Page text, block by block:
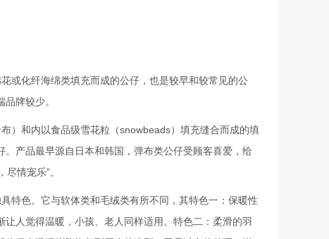
或化纤海绵类填充而成的公仔，也是较早和较常见的公
牌较少。
）和内以食品级雪花粒（snowbeads）填充缝合而成的填
产品最早源自日本和韩国，弹布类公仔受顾客喜爱，给
情宠乐”。
特色。它与软体类和毛绒类有所不同，其特色一：保暖性
人觉得温暖，小孩、老人同样适用。特色二：柔滑的羽